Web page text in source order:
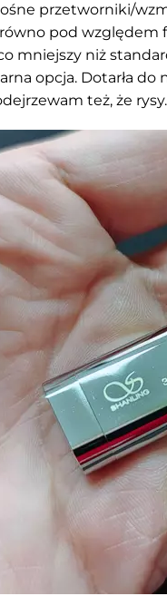
przetworniki/
pod względem
mniejszy niż
opcja. Dotarła
też, że rysy.